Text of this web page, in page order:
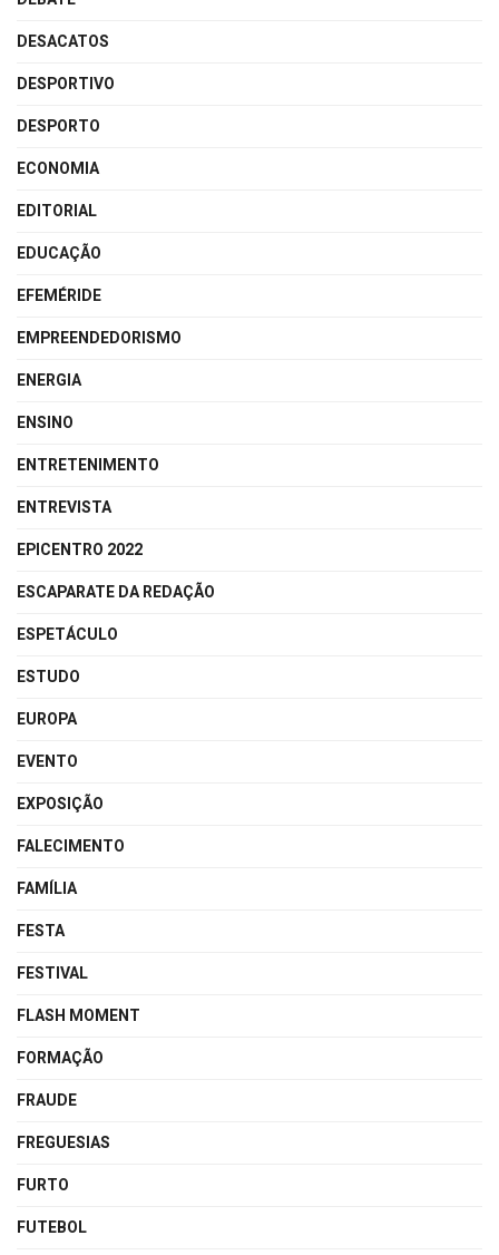
DESACATOS
DESPORTIVO
DESPORTO
ECONOMIA
EDITORIAL
EDUCAÇÃO
EFEMÉRIDE
EMPREENDEDORISMO
ENERGIA
ENSINO
ENTRETENIMENTO
ENTREVISTA
EPICENTRO 2022
ESCAPARATE DA REDAÇÃO
ESPETÁCULO
ESTUDO
EUROPA
EVENTO
EXPOSIÇÃO
FALECIMENTO
FAMÍLIA
FESTA
FESTIVAL
FLASH MOMENT
FORMAÇÃO
FRAUDE
FREGUESIAS
FURTO
FUTEBOL